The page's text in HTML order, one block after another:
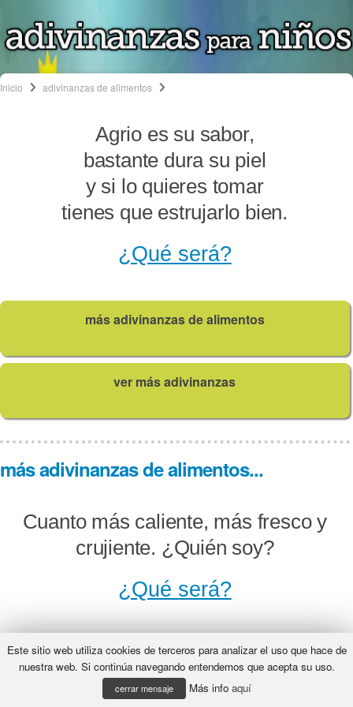
Inicio adivinanzas de alimentos
Agrio es su sabor,
bastante dura su piel
y si lo quieres tomar
tienes que estrujarlo bien.
¿Qué será?
más adivinanzas de alimentos
ver más adivinanzas
más adivinanzas de alimentos...
Cuanto más caliente, más fresco y
crujiente. ¿Quién soy?
¿Qué será?
Te digo y te repito que si no lo
adivinas no vales un pito.
Este sitio web utiliza cookies de terceros para analizar el uso que hace de
nuestra web. Si continúa navegando entendemos que acepta su uso.
cerrar mensaje Más info aquí